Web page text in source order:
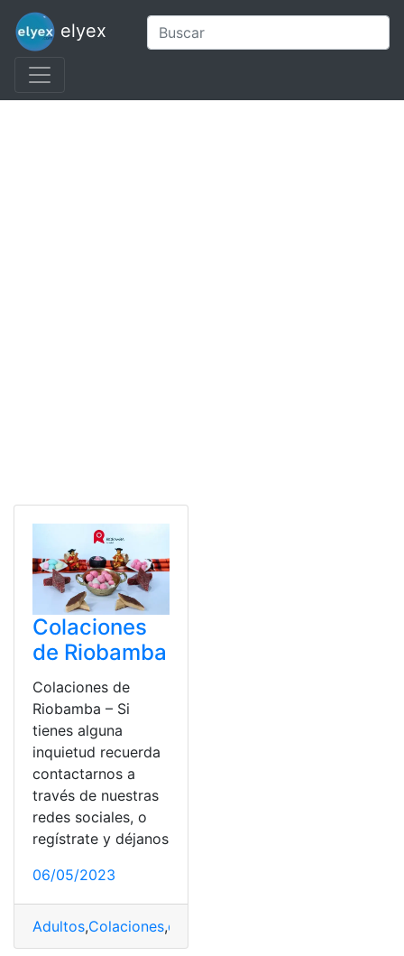
elyex
Colaciones
de Riobamba
Colaciones de
Riobamba – Si
tienes alguna
inquietud recuerda
contactarnos a
través de nuestras
redes sociales, o
regístrate y déjanos
06/05/2023
Adultos,Colaciones,dulces rellenos